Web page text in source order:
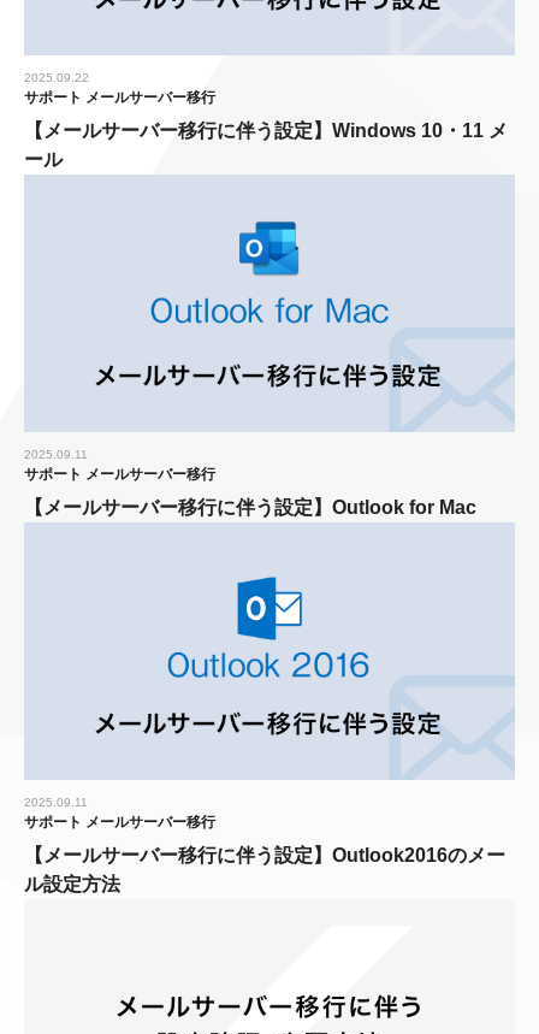
2025.09.22
サポート メールサーバー移行
【メールサーバー移行に伴う設定】Windows 10・11 メ
ール
2025.09.11
サポート メールサーバー移行
【メールサーバー移行に伴う設定】Outlook for Mac
2025.09.11
サポート メールサーバー移行
【メールサーバー移行に伴う設定】Outlook2016のメー
ル設定方法